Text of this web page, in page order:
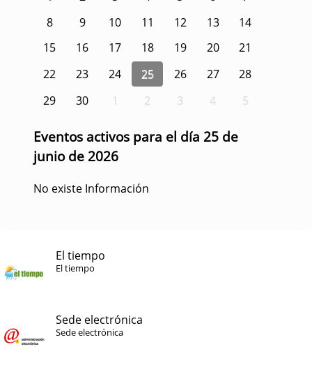
8
9 10 11 12 13
14
15
16 17 18 19 20
21
22
23 24 25 26 27
28
29
30 1 2 3 4 5
Eventos activos para el día 25 de
junio de 2026
No existe Información
El tiempo
El tiempo
Sede electrónica
Sede electrónica